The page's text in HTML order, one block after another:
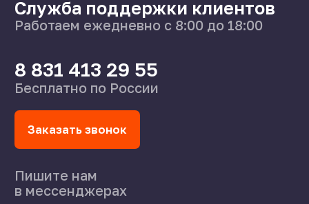
Создание сайта
О нас
Поставщикам
Справочник